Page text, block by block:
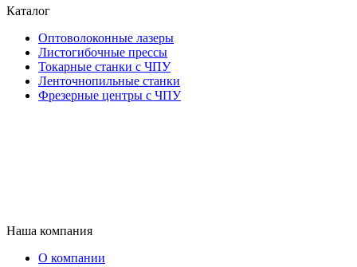
Каталог
Оптоволоконные лазеры
Листогибочные прессы
Токарные станки с ЧПУ
Ленточнопильные станки
Фрезерные центры с ЧПУ
Наша компания
О компании